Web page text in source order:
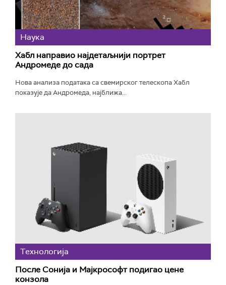
Наука
Хабл направио најдетаљнији портрет
Андромеде до сада
Нова анализа података са свемирског телескопа Хабл
показује да Андромеда, најближа...
Технологијa
После Сонија и Мајкрософт подигао цене
конзола